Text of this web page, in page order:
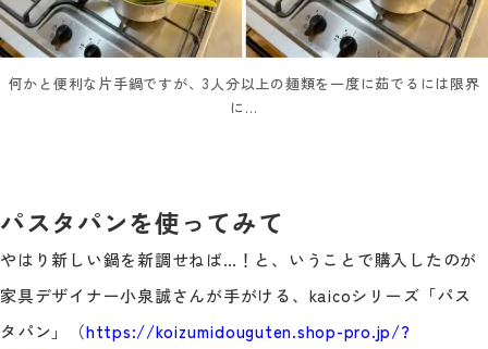
何かと便利な片手鍋ですが、3人分以上の麺類を一度に茹でるには限界
に…
パスタパンを使ってみて
やはり新しい鍋を新調せねば…！と、いうことで購入したのが
家具デザイナー小泉誠さんが手がける、kaicoシリーズ「パス
タパン」（https://koizumidouguten.shop-pro.jp/?